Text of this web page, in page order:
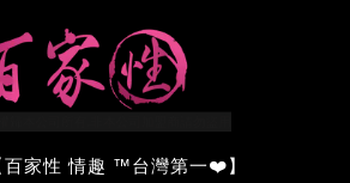
家性 情趣 ™台灣第一❤️】